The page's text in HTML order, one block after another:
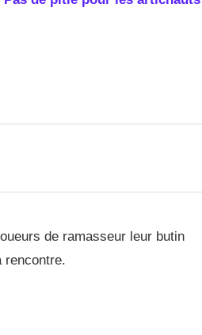
de ramasseur leur butin
rencontre.